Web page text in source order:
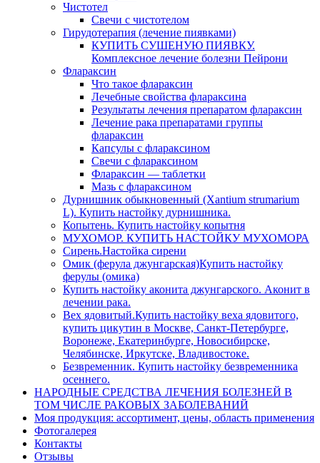
Чистотел
Свечи с чистотелом
Гирудотерапия (лечение пиявками)
КУПИТЬ СУШЕНУЮ ПИЯВКУ.
Комплексное лечение болезни Пейрони
Флараксин
Что такое флараксин
Лечебные свойства флараксина
Результаты лечения препаратом флараксин
Лечение рака препаратами группы
флараксин
Капсулы с флараксином
Свечи с флараксином
Флараксин — таблетки
Мазь с флараксином
Дурнишник обыкновенный (Xantium strumarium
L). Купить настойку дурнишника.
Копытень. Купить настойку копытня
МУХОМОР. КУПИТЬ НАСТОЙКУ МУХОМОРА
Сирень.Настойка сирени
Омик (ферула джунгарская)Купить настойку
ферулы (омика)
Купить настойку аконита джунгарского. Аконит в
лечении рака.
Вех ядовитый.Купить настойку веха ядовитого,
купить цикутин в Москве, Санкт-Петербурге,
Воронеже, Екатеринбурге, Новосибирске,
Челябинске, Иркутске, Владивостоке.
Безвременник. Купить настойку безвременника
осеннего.
НАРОДНЫЕ СРЕДСТВА ЛЕЧЕНИЯ БОЛЕЗНЕЙ В
ТОМ ЧИСЛЕ РАКОВЫХ ЗАБОЛЕВАНИЙ
Моя продукция: ассортимент, цены, область применения
Фотогалерея
Контакты
Отзывы